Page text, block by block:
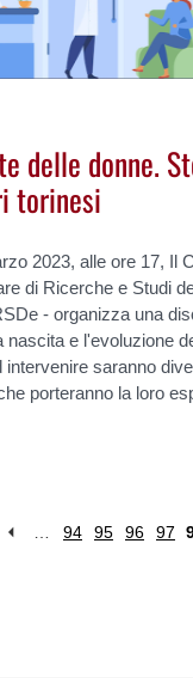
delle donne.
torinesi
2023, alle ore 17, Il
di Ricerche e Studi
- organizza una
nascita e l'evoluzione
intervenire saranno
porteranno la loro
94 95 96 97